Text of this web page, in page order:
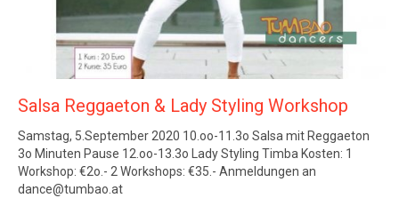
Salsa Reggaeton & Lady Styling Workshop
Samstag, 5.September 2020 10.oo-11.3o Salsa mit Reggaeton
3o Minuten Pause 12.oo-13.3o Lady Styling Timba Kosten: 1
Workshop: €2o.- 2 Workshops: €35.- Anmeldungen an
dance@tumbao.at